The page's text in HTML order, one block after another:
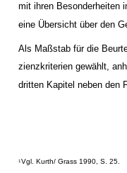
mit ihren Besonderheiten
eine Übersicht über den
Als Maßstab für die
zienzkriterien gewählt,
dritten Kapitel neben den
1 Vgl. Kurth/ Grass 1990, S. 25.